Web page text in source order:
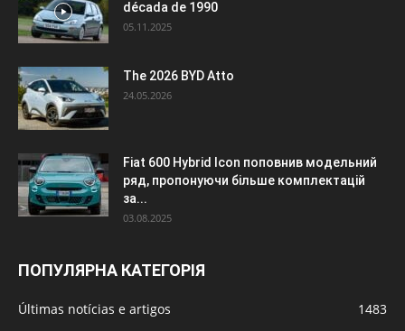
década de 1990
05.11.2025
The 2026 BYD Atto
24.05.2026
Fiat 600 Hybrid Icon поповнив модельний
ряд, пропонуючи більше комплектацій
за...
03.08.2025
ПОПУЛЯРНА КАТЕГОРІЯ
Últimas notícias e artigos 1483